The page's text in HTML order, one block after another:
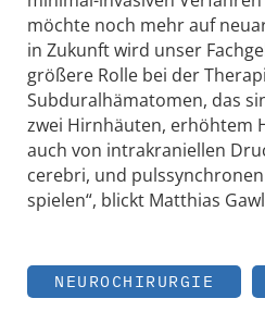
möchte noch mehr auf
in Zukunft wird unser
größere Rolle bei der
Subduralhämatomen, das
zwei Hirnhäuten, erhöhtem
auch von intrakraniellen
cerebri, und
spielen“, blickt Matthias
NEUROCHIRURGIE